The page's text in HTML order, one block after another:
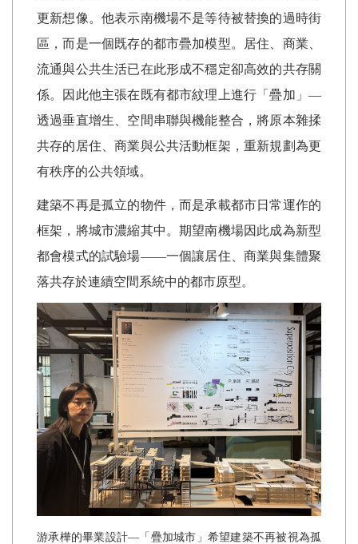
更新想像。他表示南機場不是等待被替換的過時街
區，而是一個既存的都市疊加模型。居住、商業、
流通與公共生活已在此形成不穩定卻高效的共存關
係。因此他主張在既有都市紋理上進行「疊加」—
透過垂直增生、空間串聯與機能整合，將原本雜揉
共存的居住、商業與公共活動框架，重新規劃為更
有秩序的公共領域。
建築不再是孤立的物件，而是承載都市日常運作的
框架，將城市濃縮其中。期望南機場因此成為新型
都會模式的試驗場——一個讓居住、商業與集體聚
落共存於連續空間系統中的都市原型。
游承樺的畢業設計—「疊加城市」希望建築不再被視為孤